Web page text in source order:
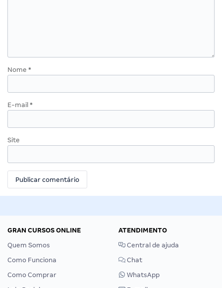
Nome *
E-mail *
Site
GRAN CURSOS ONLINE
Quem Somos
Como Funciona
Como Comprar
ATENDIMENTO
Central de ajuda
Chat
WhatsApp